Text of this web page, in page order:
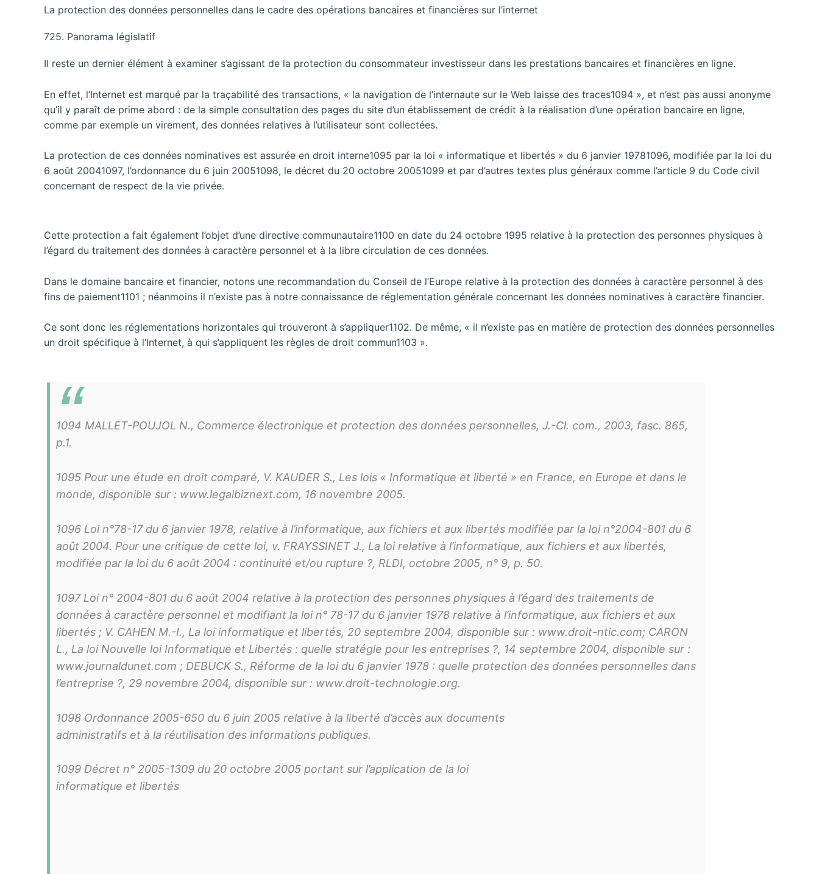
La protection des données personnelles dans le cadre des opérations bancaires et financières sur l’internet
725. Panorama législatif
Il reste un dernier élément à examiner s’agissant de la protection du consommateur investisseur dans les prestations bancaires et financières en ligne.
En effet, l’Internet est marqué par la traçabilité des transactions, « la navigation de l’internaute sur le Web laisse des traces1094 », et n’est pas aussi anonyme
qu’il y paraît de prime abord : de la simple consultation des pages du site d’un établissement de crédit à la réalisation d’une opération bancaire en ligne,
comme par exemple un virement, des données relatives à l’utilisateur sont collectées.
La protection de ces données nominatives est assurée en droit interne1095 par la loi « informatique et libertés » du 6 janvier 19781096, modifiée par la loi du
6 août 20041097, l’ordonnance du 6 juin 20051098, le décret du 20 octobre 20051099 et par d’autres textes plus généraux comme l’article 9 du Code civil
concernant de respect de la vie privée.
Cette protection a fait également l’objet d’une directive communautaire1100 en date du 24 octobre 1995 relative à la protection des personnes physiques à
l’égard du traitement des données à caractère personnel et à la libre circulation de ces données.
Dans le domaine bancaire et financier, notons une recommandation du Conseil de l’Europe relative à la protection des données à caractère personnel à des
fins de paiement1101 ; néanmoins il n’existe pas à notre connaissance de réglementation générale concernant les données nominatives à caractère financier.
Ce sont donc les réglementations horizontales qui trouveront à s’appliquer1102. De même, « il n’existe pas en matière de protection des données personnelles
un droit spécifique à l’Internet, à qui s’appliquent les règles de droit commun1103 ».
1094 MALLET-POUJOL N., Commerce électronique et protection des données personnelles, J.-Cl. com., 2003, fasc. 865,
p.1.
1095 Pour une étude en droit comparé, V. KAUDER S., Les lois « Informatique et liberté » en France, en Europe et dans le
monde, disponible sur : www.legalbiznext.com, 16 novembre 2005.
1096 Loi n°78-17 du 6 janvier 1978, relative à l’informatique, aux fichiers et aux libertés modifiée par la loi n°2004-801 du 6
août 2004. Pour une critique de cette loi, v. FRAYSSINET J., La loi relative à l’informatique, aux fichiers et aux libertés,
modifiée par la loi du 6 août 2004 : continuité et/ou rupture ?, RLDI, octobre 2005, n° 9, p. 50.
1097 Loi n° 2004-801 du 6 août 2004 relative à la protection des personnes physiques à l’égard des traitements de
données à caractère personnel et modifiant la loi n° 78-17 du 6 janvier 1978 relative à l’informatique, aux fichiers et aux
libertés ; V. CAHEN M.-I., La loi informatique et libertés, 20 septembre 2004, disponible sur : www.droit-ntic.com; CARON
L., La loi Nouvelle loi Informatique et Libertés : quelle stratégie pour les entreprises ?, 14 septembre 2004, disponible sur :
www.journaldunet.com ; DEBUCK S., Réforme de la loi du 6 janvier 1978 : quelle protection des données personnelles dans
l’entreprise ?, 29 novembre 2004, disponible sur : www.droit-technologie.org.
1098 Ordonnance 2005-650 du 6 juin 2005 relative à la liberté d’accès aux documents
administratifs et à la réutilisation des informations publiques.
1099 Décret n° 2005-1309 du 20 octobre 2005 portant sur l’application de la loi
informatique et libertés